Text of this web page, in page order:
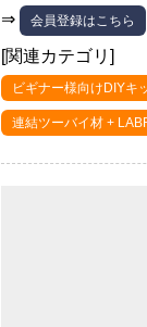
⇒ 会員登録はこちら
[関連カテゴリ]
ビギナー様向けDIYキ
連結ツーバイ材 +